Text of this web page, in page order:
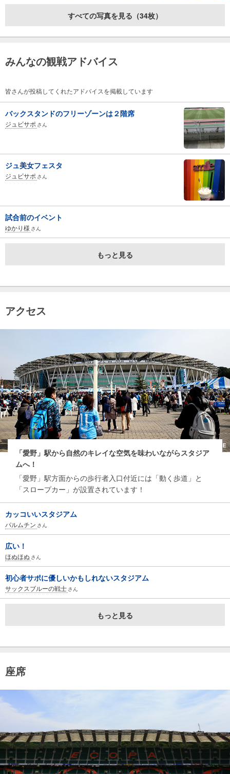
すべての写真を見る（34枚）
みんなの観戦アドバイス
皆さんが投稿してくれたアドバイスを掲載しています
バックスタンドのフリーゾーンは２階席
ジュビサポ さん
ジュ美女フェスタ
ジュビサポ さん
試合前のイベント
ゆかり様 さん
もっと見る
アクセス
「愛野」駅から自然のキレイな空気を味わいながらスタジア
ムへ！
「愛野」駅方面からの歩行者入口付近には「動く歩道」と
「スロープカー」が設置されています！
カッコいいスタジアム
パルムチン さん
広い！
ほぬほぬ さん
初心者サポに優しいかもしれないスタジアム
サックスブルーの戦士 さん
もっと見る
座席